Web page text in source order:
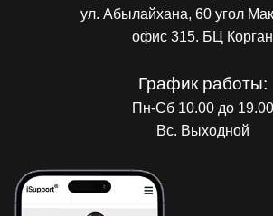
ул. Абылайхана, 60 угол
офис 315. БЦ Корган
График работы:
Пн-Сб 10.00 до 19.00
Вс. Выходной